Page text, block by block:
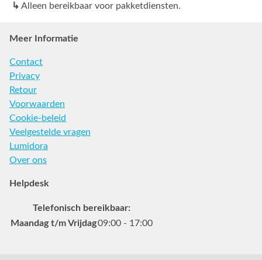
↳ Alleen bereikbaar voor pakketdiensten.
Meer Informatie
Contact
Privacy
Retour
Voorwaarden
Cookie-beleid
Veelgestelde vragen
Lumidora
Over ons
Helpdesk
Telefonisch bereikbaar:
Maandag t/m Vrijdag09:00 - 17:00